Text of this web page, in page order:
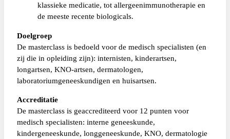
klassieke medicatie, tot allergeenimmunotherapie en
de meeste recente biologicals.
Doelgroep
De masterclass is bedoeld voor de medisch specialisten (en
zij die in opleiding zijn): internisten, kinderartsen,
longartsen, KNO-artsen, dermatologen,
laboratoriumgeneeskundigen en huisartsen.
Accreditatie
De masterclass is geaccrediteerd voor 12 punten voor
medisch specialisten: interne geneeskunde,
kindergeneeskunde, longgeneeskunde, KNO, dermatologie